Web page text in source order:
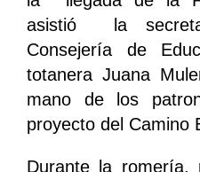
asistió la
Consejería de
totanera Juana
mano de los
proyecto del Camino
Durante la romería,